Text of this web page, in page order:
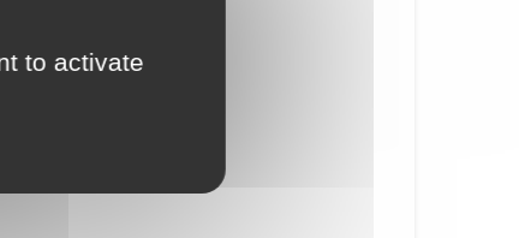
to activate